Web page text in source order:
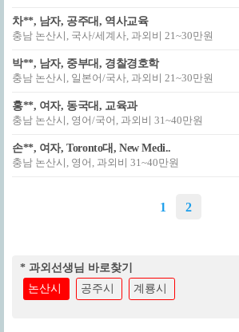
차**, 남자, 공주대, 역사교육
충남 논산시, 국사/세계사, 과외비 21~30만원
박**, 남자, 중부대, 경찰경호학
충남 논산시, 일본어/국사, 과외비 21~30만원
홍**, 여자, 동국대, 교육과
충남 논산시, 영어/국어, 과외비 31~40만원
손**, 여자, Toronto대, New Medi..
충남 논산시, 영어, 과외비 31~40만원
1 2
* 과외선생님 바로찾기
논산시
공주시 계룡시